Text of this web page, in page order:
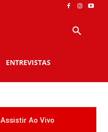
ENTREVISTAS
Assistir Ao Vivo